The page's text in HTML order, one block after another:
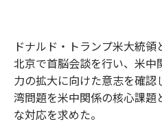
ドナルド・トランプ米大統領
北京で首脳会談を行い、米
力の拡大に向けた意志を確
湾問題を米中関係の核心課
な対応を求めた。